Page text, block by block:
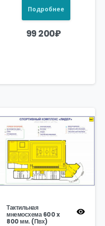
Подробнее
99 200₽
Тактильная
мнемосхема 600 x
800 мм. (Пвх)